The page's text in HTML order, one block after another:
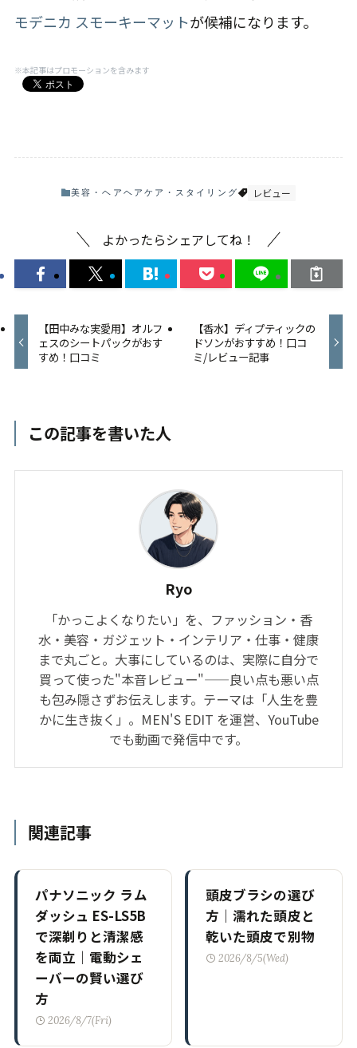
モデニカ スモーキーマットが候補になります。
※本記事はプロモーションを含みます
美容・ヘア ヘアケア・スタイリング レビュー
よかったらシェアしてね！
【田中みな実愛用】オルフ
ェスのシートパックがおす
すめ！口コミ
【香水】ディプティックの
ドソンがおすすめ！口コ
ミ/レビュー記事
この記事を書いた人
Ryo
「かっこよくなりたい」を、ファッション・香
水・美容・ガジェット・インテリア・仕事・健康
まで丸ごと。大事にしているのは、実際に自分で
買って使った"本音レビュー"——良い点も悪い点
も包み隠さずお伝えします。テーマは「人生を豊
かに生き抜く」。MEN'S EDIT を運営、YouTube
でも動画で発信中です。
関連記事
パナソニック ラム
ダッシュ ES-LS5B
で深剃りと清潔感
を両立｜電動シェ
ーバーの賢い選び
方
2026/8/7(Fri)
頭皮ブラシの選び
方｜濡れた頭皮と
乾いた頭皮で別物
2026/8/5(Wed)